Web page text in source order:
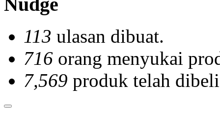
113 ulasan dibuat.
716 orang menyukai
7,569 produk telah